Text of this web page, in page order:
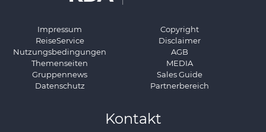
Impressum
ReiseService
Nutzungsbedingungen
Themenseiten
Gruppennews
Datenschutz
Copyright
Disclaimer
AGB
MEDIA
Sales Guide
Partnerbereich
Kontakt